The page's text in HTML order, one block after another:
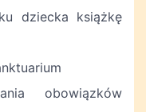
dziecka książkę
obowiązków